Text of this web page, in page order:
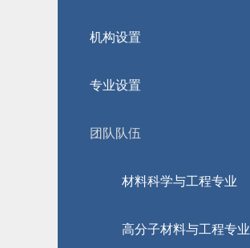
机构设置
专业设置
团队队伍
材料科学与工程专业
高分子材料与工程专业